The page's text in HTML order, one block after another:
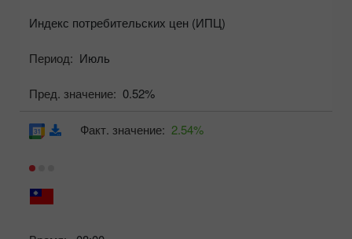
Индекс потребительских цен (ИПЦ)
Период: Июль
Пред. значение: 0.52%
Факт. значение: 2.54%